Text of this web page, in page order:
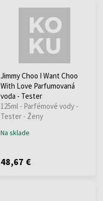
Jimmy Choo I Want Choo
With Love Parfumovaná
voda - Tester
125ml - Parfémové vody -
Tester - Ženy
Na sklade
48,67 €